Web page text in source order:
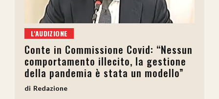
L'AUDIZIONE
Conte in Commissione Covid: “Nessun
comportamento illecito, la gestione
della pandemia è stata un modello”
Redazione